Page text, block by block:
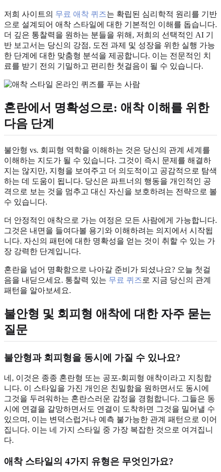
저희 사이트의 무료 애착 퀴즈는 확립된 심리학적 원리를 기반
으로 설계되어 애착 스타일에 대한 기본적인 이해를 돕습니다.
더 깊은 통찰력을 원하는 분들을 위해, 저희의 선택적인 AI 기
반 보고서는 당신의 강점, 도전 과제 및 성장을 위한 실행 가능
한 단계에 대한 맞춤형 분석을 제공합니다. 이는 전문적인 치
료를 받기 전의 기밀하고 편리한 첫걸음이 될 수 있습니다.
혼란에서 명확성으로: 애착 이해를 위한
다음 단계
불안형 vs. 회피형 역학을 이해하는 것은 당신의 관계 세계를
이해하는 지도가 될 수 있습니다. 그것이 즉시 문제를 해결하
지는 않지만, 지형을 보여주고 더 의도적이고 공감적으로 탐색
하는 데 도움이 됩니다. 당신은 파트너의 행동을 개인적인 공
격으로 보는 것을 멈추고 대신 자신을 보호하려는 전략으로 볼
수 있습니다.
더 안정적인 애착으로 가는 여정은 모든 사람에게 가능합니다.
그것은 내면을 들여다볼 용기와 이해하려는 의지에서 시작됩
니다. 자신의 패턴에 대한 명확성을 얻는 것이 취할 수 있는 가
장 강력한 단계입니다.
혼란을 넘어 명확함으로 나아갈 준비가 되셨나요? 오늘 첫걸
음을 내딛으세요. 통찰력 있는 무료 퀴즈 로 지금 당신의 관계
패턴을 알아보세요.
불안형 및 회피형 애착에 대한 자주 묻는
질문
불안형과 회피형을 동시에 가질 수 있나요?
네, 이것은 종종 혼란형 또는 공포-회피형 애착이라고 지칭합
니다. 이 스타일을 가진 개인은 친밀함을 원하면서도 동시에
그것을 두려워하는 혼란스러운 감정을 경험합니다. 그들은 동
시에 연결을 갈망하면서도 연결이 도착하면 그것을 밀어낼 수
있으며, 이는 변덕스럽거나 예측 불가능한 관계 패턴으로 이어
집니다. 이는 네 가지 스타일 중 가장 복잡한 것으로 여겨집니
다.
애착 스타일의 4가지 유형은 무엇인가요?